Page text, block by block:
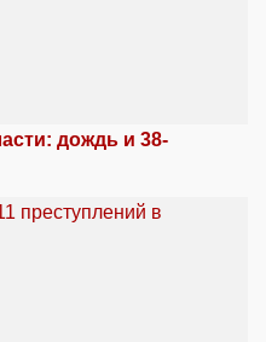
дождь и 38-